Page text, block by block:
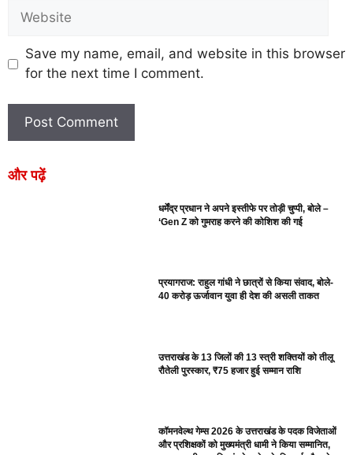
Save my name, email, and website in this browser
for the next time I comment.
और पढ़ें
धर्मेंद्र प्रधान ने अपने इस्तीफे पर तोड़ी चुप्पी, बोले –
‘Gen Z को गुमराह करने की कोशिश की गई
प्रयागराज: राहुल गांधी ने छात्रों से किया संवाद, बोले-
40 करोड़ ऊर्जावान युवा ही देश की असली ताकत
उत्तराखंड के 13 जिलों की 13 स्त्री शक्तियों को तीलू
रौतेली पुरस्कार, ₹75 हजार हुई सम्मान राशि
कॉमनवेल्थ गेम्स 2026 के उत्तराखंड के पदक विजेताओं
और प्रशिक्षकों को मुख्यमंत्री धामी ने किया सम्मानित,